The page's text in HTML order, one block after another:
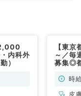
内科外
）
【東
～／毎
募集◎
非常勤
時
皮